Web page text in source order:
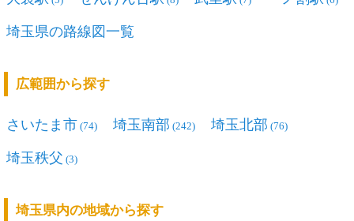
埼玉県の路線図一覧
広範囲から探す
さいたま市 (74) 埼玉南部 (242) 埼玉北部 (76)
埼玉秩父 (3)
埼玉県内の地域から探す